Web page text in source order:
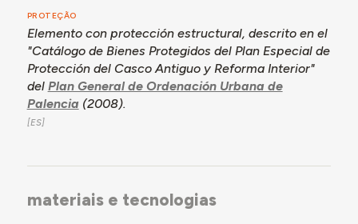
PROTEÇÃO
Elemento con protección estructural, descrito en el
"Catálogo de Bienes Protegidos del Plan Especial de
Protección del Casco Antiguo y Reforma Interior"
del Plan General de Ordenación Urbana de
Palencia(2008).
materiais e tecnologias